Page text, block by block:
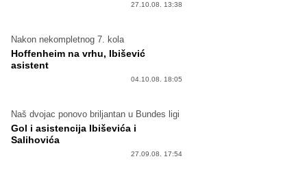
27.10.08. 13:38
Nakon nekompletnog 7. kola
Hoffenheim na vrhu, Ibišević
asistent
04.10.08. 18:05
Naš dvojac ponovo briljantan u Bundes ligi
Gol i asistencija Ibiševića i
Salihovića
27.09.08. 17:54